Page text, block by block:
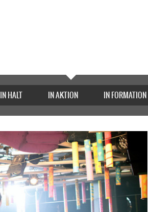
IN HALT IN AKTION IN FORMATION